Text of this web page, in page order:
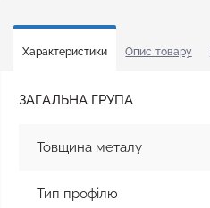
Характеристики Опис товару
ЗАГАЛЬНА ГРУПА
Товщина металу
Тип профілю